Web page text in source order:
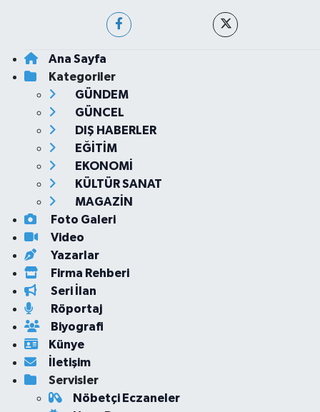
Ana Sayfa
Kategoriler
GÜNDEM
GÜNCEL
DIŞ HABERLER
EĞİTİM
EKONOMİ
KÜLTÜR SANAT
MAGAZİN
Foto Galeri
Video
Yazarlar
Firma Rehberi
Seri İlan
Röportaj
Biyografi
Künye
İletişim
Servisler
Nöbetçi Eczaneler